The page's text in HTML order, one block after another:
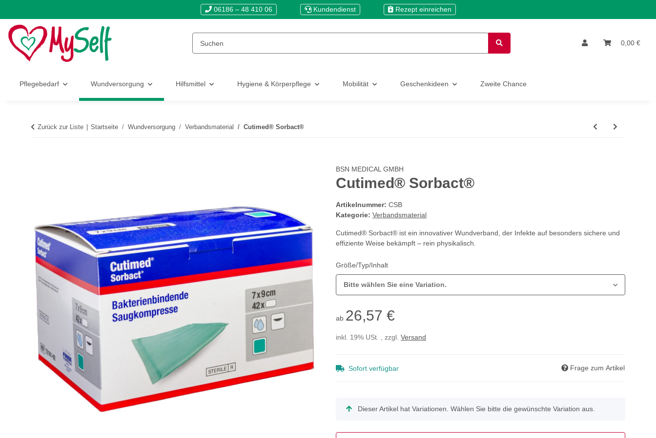
06186 – 48 410 06 Kundendienst Rezept einreichen
0,00 €
Pflegebedarf Wundversorgung Hilfsmittel Hygiene & Körperpflege Mobilität Geschenkideen Zweite Chance
Zurück zur Liste Startseite Wundversorgung Verbandsmaterial Cutimed® Sorbact®
BSN MEDICAL GMBH
Cutimed® Sorbact®
Artikelnummer: CSB
Kategorie: Verbandsmaterial
Cutimed® Sorbact® ist ein innovativer Wundverband, der Infekte auf besonders sichere und
effiziente Weise bekämpft – rein physikalisch.
Größe/Typ/Inhalt
Bitte wählen Sie eine Variation.
ab 26,57 €
inkl. 19% USt. , zzgl. Versand
Sofort verfügbar Frage zum Artikel
x Dieser Artikel hat Variationen. Wählen Sie bitte die gewünschte Variation aus.